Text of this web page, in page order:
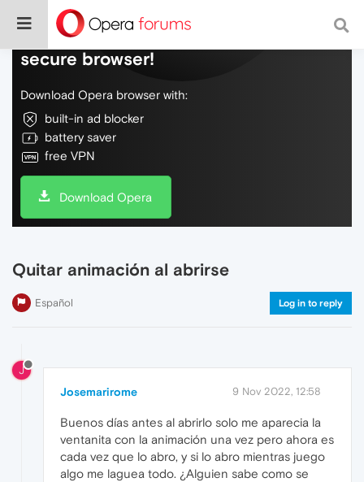
Do more on the web, with a fast and
secure browser!
Download Opera browser with:
built-in ad blocker
battery saver
free VPN
Download Opera
Quitar animación al abrirse
Español Log in to reply
J
Josemarirome 9 Nov 2022, 12:58
Buenos días antes al abrirlo solo me aparecia la
ventanita con la animación una vez pero ahora es
cada vez que lo abro, y si lo abro mientras juego
algo me laguea todo. ¿Alguien sabe como se